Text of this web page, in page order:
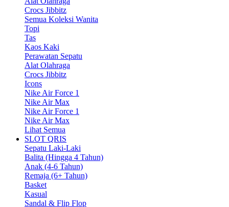
Crocs Jibbitz
Semua Koleksi Wanita
Topi
Tas
Kaos Kaki
Perawatan Sepatu
Alat Olahraga
Crocs Jibbitz
Icons
Nike Air Force 1
Nike Air Max
Nike Air Force 1
Nike Air Max
Lihat Semua
SLOT QRIS
Sepatu Laki-Laki
Balita (Hingga 4 Tahun)
Anak (4-6 Tahun)
Remaja (6+ Tahun)
Basket
Kasual
Sandal & Flip Flop